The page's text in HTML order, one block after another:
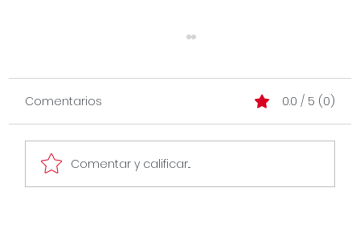
Comentarios 0.0 / 5 (0)
Comentar y calificar...